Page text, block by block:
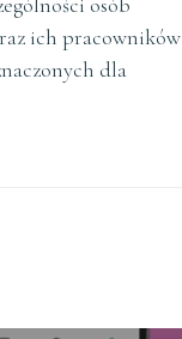
ich pracowników
dla